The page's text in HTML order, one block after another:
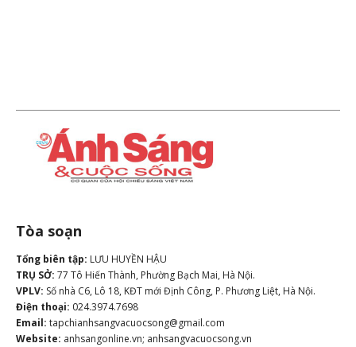
Tòa soạn
Tổng biên tập: LƯU HUYỀN HẬU
TRỤ SỞ: 77 Tô Hiến Thành, Phường Bạch Mai, Hà Nội.
VPLV: Số nhà C6, Lô 18, KĐT mới Định Công, P. Phương Liệt, Hà Nội.
Điện thoại: 024.3974.7698
Email: tapchianhsangvacuocsong@gmail.com
Website: anhsangonline.vn; anhsangvacuocsong.vn